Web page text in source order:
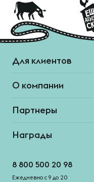
Для клиентов
О компании
Партнеры
Награды
8 800 500 20 98
Ежедневно с 9 до 20